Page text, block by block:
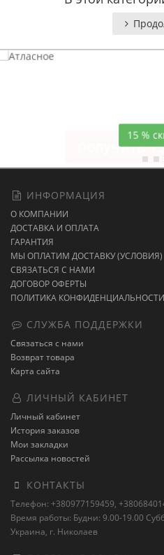
15 %
ИНФОРМАЦИЯ
О КОМПАНИИ
ДОСТАВКА И ОПЛАТА
ГАРАНТИЯ
МЫ ОПЛАТИМ ДОСТАВКУ (УСЛОВИЯ)
СВЯЗАТЬСЯ С НАМИ
ДОГОВОР ОФЕРТЫ
ПОЛИТИКА КОНФИДЕНЦИАЛЬНОСТИ
СЛУЖБА ПОДДЕРЖКИ
Связаться с нами
Возврат товара
Карта сайта
ЛИЧНЫЙ КАБИНЕТ
Личный кабинет
История заказов
Мои закладки
Рассылка новостей
КОНТАКТЫ
Телефон: +380977159459,
Время работы: Будни: 9.00-19.00
Украина, г. Николаев